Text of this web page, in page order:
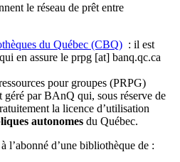
le réseau de prêt entre
du Québec (CBQ) : il est
en assure le prpg [at] banq.qc.ca
pour groupes (PRPG)
géré par BAnQ qui, sous réserve de
la licence d’utilisation
autonomes du Québec.
l’abonné d’une bibliothèque de :